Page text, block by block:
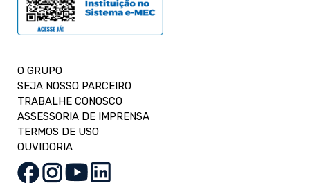
O GRUPO
SEJA NOSSO PARCEIRO
TRABALHE CONOSCO
ASSESSORIA DE IMPRENSA
TERMOS DE USO
OUVIDORIA